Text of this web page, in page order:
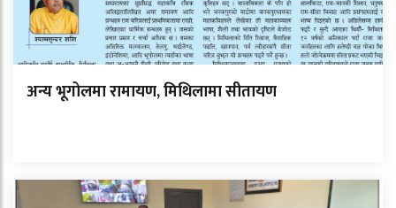
अन्य भूगोलमा रामायण, मिथिलामा सीतायण